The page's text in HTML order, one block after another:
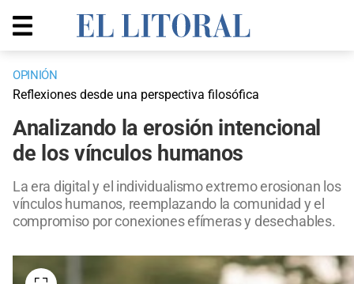
OPINIÓN
Reflexiones desde una perspectiva filosófica
Analizando la erosión intencional
de los vínculos humanos
La era digital y el individualismo extremo erosionan los
vínculos humanos, reemplazando la comunidad y el
compromiso por conexiones efímeras y desechables.